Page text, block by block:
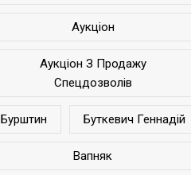
Аукціон
Аукціон З Продажу
Спецдозволів
Бурштин Буткевич Геннадій
Вапняк